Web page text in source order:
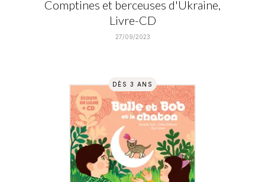
Comptines et berceuses d'Ukraine,
Livre-CD
27/09/2023
DÈS 3 ANS